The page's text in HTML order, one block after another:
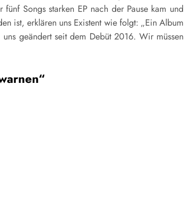
Songs starken EP nach der Pause kam und
ist, erklären uns Existent wie folgt: „Ein Album
geändert seit dem Debüt 2016. Wir müssen